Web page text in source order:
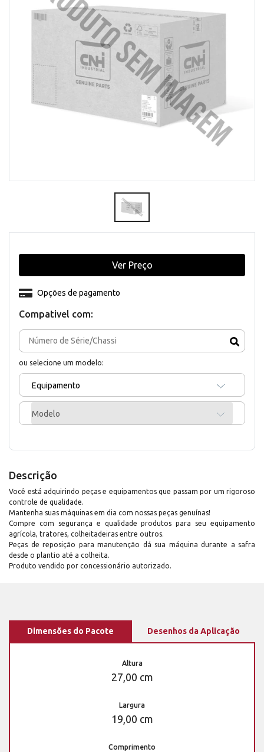
Compativel com:
ou selecione um modelo:
Equipamento
Modelo
Opções de pagamento
Ver Preço
Descrição
Você está adquirindo peças e equipamentos que passam por um rigoroso
controle de qualidade.
Mantenha suas máquinas em dia com nossas peças genuínas!
Compre com segurança e qualidade produtos para seu equipamento
agrícola, tratores, colheitadeiras entre outros.
Peças de reposição para manutenção dá sua máquina durante a safra
desde o plantio até a colheita.
Produto vendido por concessionário autorizado.
Dimensões do Pacote Desenhos da Aplicação
Altura
27,00 cm
Largura
19,00 cm
Comprimento